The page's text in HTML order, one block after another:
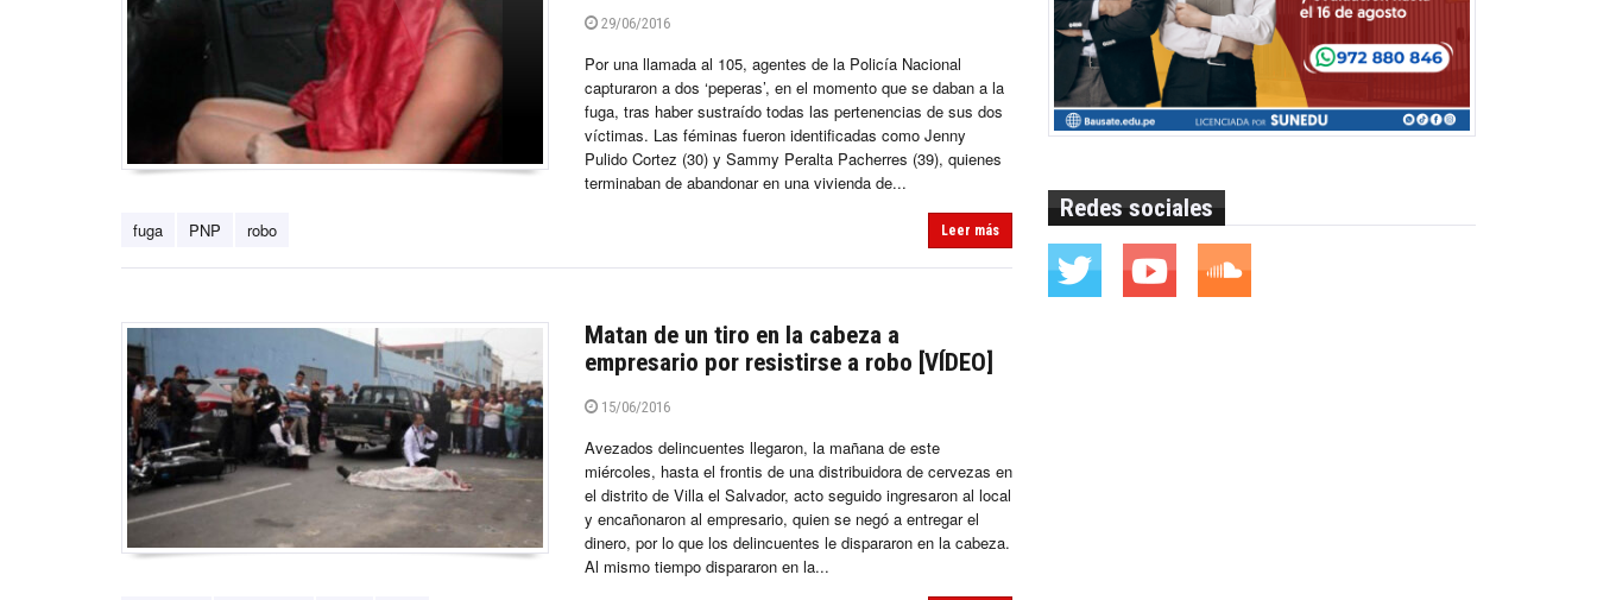
29/06/2016
Por una llamada al 105, agentes de la Policía Nacional
capturaron a dos ‘peperas’, en el momento que se daban a la
fuga, tras haber sustraído todas las pertenencias de sus dos
víctimas. Las féminas fueron identificadas como Jenny
Pulido Cortez (30) y Sammy Peralta Pacherres (39), quienes
terminaban de abandonar en una vivienda de...
fuga PNP robo Leer más
Matan de un tiro en la cabeza a
empresario por resistirse a robo [VÍDEO]
15/06/2016
Avezados delincuentes llegaron, la mañana de este
miércoles, hasta el frontis de una distribuidora de cervezas en
el distrito de Villa el Salvador, acto seguido ingresaron al local
y encañonaron al empresario, quien se negó a entregar el
dinero, por lo que los delincuentes le dispararon en la cabeza.
Al mismo tiempo dispararon en la...
Redes sociales